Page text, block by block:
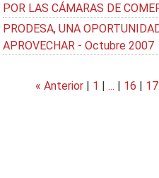
POR LAS CÁMARAS DE
PRODESA, UNA
APROVECHAR - Octubre 2007
« Anterior| 1 | ... | 16 | 17